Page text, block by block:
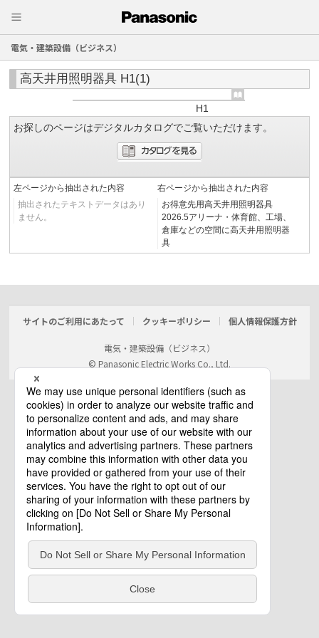
電気・建築設備（ビジネス）
高天井用照明器具 H1(1)
H1
お探しのページはデジタルカタログでご覧いただけます。
左ページから抽出された内容
抽出されたテキストデータはあり
ません。
右ページから抽出された内容
お得意先用高天井用照明器具
2026.5アリーナ・体育館、工場、
倉庫などの空間に高天井用照明器
具
サイトのご利用にあたって クッキーポリシー 個人情報保護方針
電気・建築設備（ビジネス）
© Panasonic Electric Works Co., Ltd.